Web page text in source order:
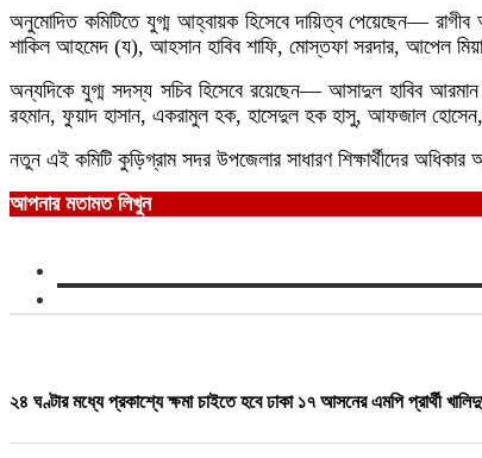
অনুমোদিত কমিটিতে যুগ্ম আহ্বায়ক হিসেবে দায়িত্ব পেয়েছেন—
শাকিল আহমেদ (য), আহসান হাবিব শাফি, মোস্তফা সরদার, আপেল
অন্যদিকে যুগ্ম সদস্য সচিব হিসেবে রয়েছেন— আসাদুল হাবিব
রহমান, ফুয়াদ হাসান, একরামুল হক, হাসেদুল হক হাসু, আফজাল
নতুন এই কমিটি কুড়িগ্রাম সদর উপজেলার সাধারণ শিক্ষার্থীদের
আপনার মতামত লিখুন
২৪ ঘণ্টার মধ্যে প্রকাশ্যে ক্ষমা চাইতে হবে ঢাকা ১৭ আসনের এমপি প্রার্থী